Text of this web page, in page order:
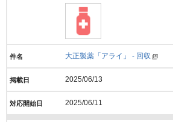
大正製薬「アライ」 - 回収
2025/06/13
2025/06/11